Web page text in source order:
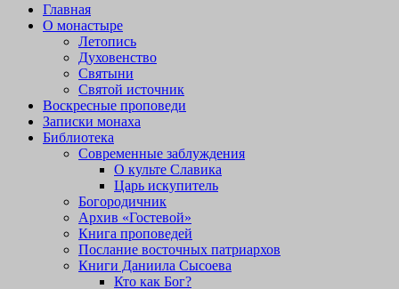
Главная
О монастыре
Летопись
Духовенство
Святыни
Святой источник
Воскресные проповеди
Записки монаха
Библиотека
Современные заблуждения
О культе Славика
Царь искупитель
Богородичник
Архив «Гостевой»
Книга проповедей
Послание восточных патриархов
Книги Даниила Сысоева
Кто как Бог?